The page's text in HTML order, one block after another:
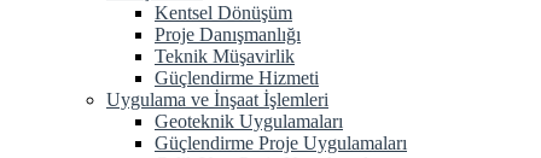
Kentsel Dönüşüm
Proje Danışmanlığı
Teknik Müşavirlik
Güçlendirme Hizmeti
Uygulama ve İnşaat İşlemleri
Geoteknik Uygulamaları
Güçlendirme Proje Uygulamaları